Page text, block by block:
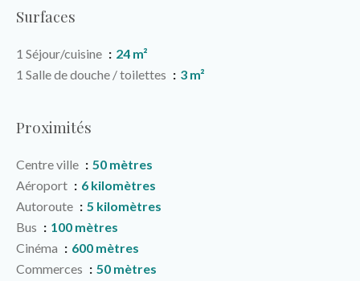
Surfaces
1 Séjour/cuisine
24 m²
1 Salle de douche / toilettes
3 m²
Proximités
Centre ville
50 mètres
Aéroport
6 kilomètres
Autoroute
5 kilomètres
Bus
100 mètres
Cinéma
600 mètres
Commerces
50 mètres